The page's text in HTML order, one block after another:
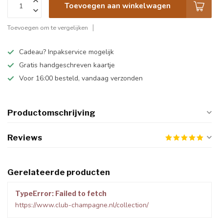
Toevoegen aan winkelwagen
Toevoegen om te vergelijken
Cadeau? Inpakservice mogelijk
Gratis handgeschreven kaartje
Voor 16:00 besteld, vandaag verzonden
Productomschrijving
Reviews
Gerelateerde producten
TypeError: Failed to fetch
https://www.club-champagne.nl/collection/